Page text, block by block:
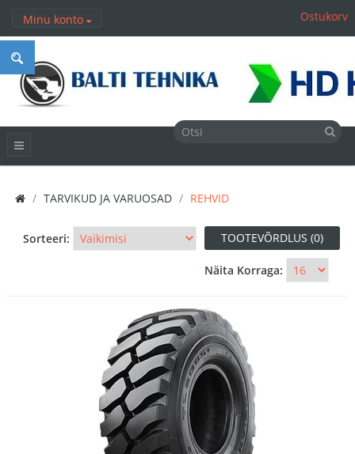
Minu konto Ostukorv
TARVIKUD JA VARUOSAD REHVID
TOOTEVÕRDLUS (0)
Sorteeri:
Näita Korraga: